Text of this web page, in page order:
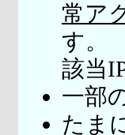
常ア
す。
該当
一部
たま